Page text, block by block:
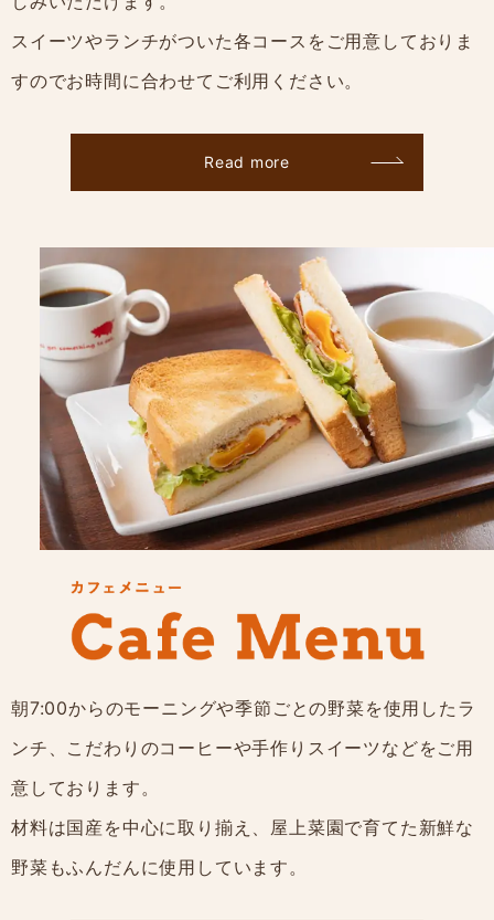
スイーツやランチがついた各コースをご用意しておりま
すのでお時間に合わせてご利用ください。
Read more
朝7:00からのモーニングや季節ごとの野菜を使用したラ
ンチ、こだわりのコーヒーや手作りスイーツなどをご用
意しております。
材料は国産を中心に取り揃え、屋上菜園で育てた新鮮な
野菜もふんだんに使用しています。